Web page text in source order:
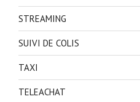
STREAMING
SUIVI DE COLIS
TAXI
TELEACHAT